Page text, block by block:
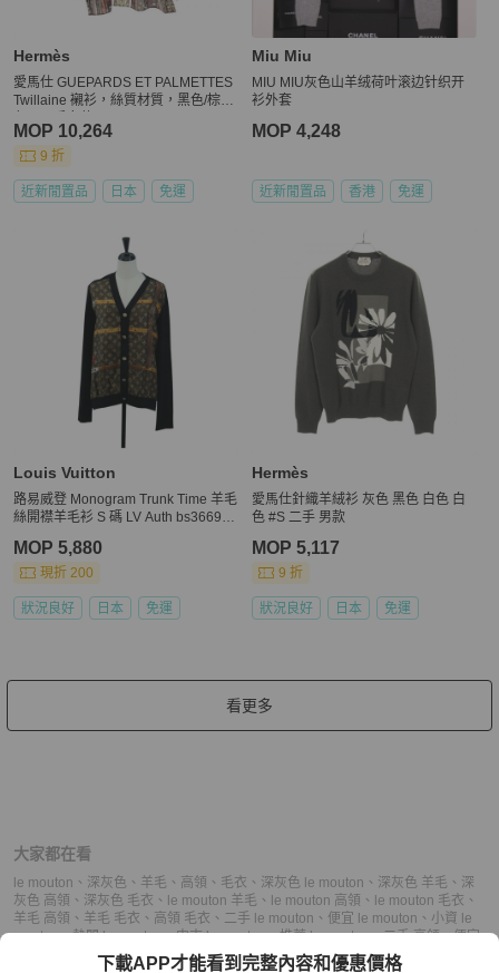
Hermès
愛馬仕 GUEPARDS ET PALMETTES
Twillaine 襯衫，絲質材質，黑色/棕
MOP 10,264
9 折
近新閒置品 日本 免運
Miu Miu
MIU MIU灰色山羊绒荷叶滚边针织开
衫外套
MOP 4,248
近新閒置品 香港 免運
Louis Vuitton
路易威登 Monogram Trunk Time 羊毛
絲開襟羊毛衫 S 碼 LV Auth bs36696
MOP 5,880
現折 200
狀況良好 日本 免運
Hermès
愛馬仕針織羊絨衫 灰色 黑色 白色 白
色 #S 二手 男款
MOP 5,117
9 折
狀況良好 日本 免運
看更多
大家都在看
le mouton 、 深灰色 、 羊毛 、 高領 、 毛衣 、 深灰色 le mouton 、 深灰色 羊毛 、 深
灰色 高領 、 深灰色 毛衣 、 le mouton 羊毛 、 le mouton 高領 、 le mouton 毛衣 、
羊毛 高領 、 羊毛 毛衣 、 高領 毛衣 、 二手 le mouton 、 便宜 le mouton 、 小資 le
mouton、熱門 le mouton、中古 le mouton、推薦 le mouton、二手 高領、便宜
小資 高領、熱門 高領 、中古 高領、推薦 高領、二手 毛衣、
下載APP才能看到完整內容和優惠價格